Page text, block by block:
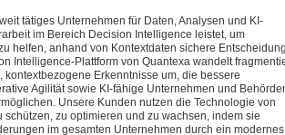
tätiges Unternehmen für Daten, Analysen und KI-
im Bereich Decision Intelligence leistet, um
helfen, anhand von Kontextdaten sichere
Intelligence-Plattform von Quantexa wandelt
kontextbezogene Erkenntnisse um, die bessere
Agilität sowie KI-fähige Unternehmen und
Unsere Kunden nutzen die Technologie von
schützen, zu optimieren und zu wachsen, indem sie
im gesamten Unternehmen durch ein modernes